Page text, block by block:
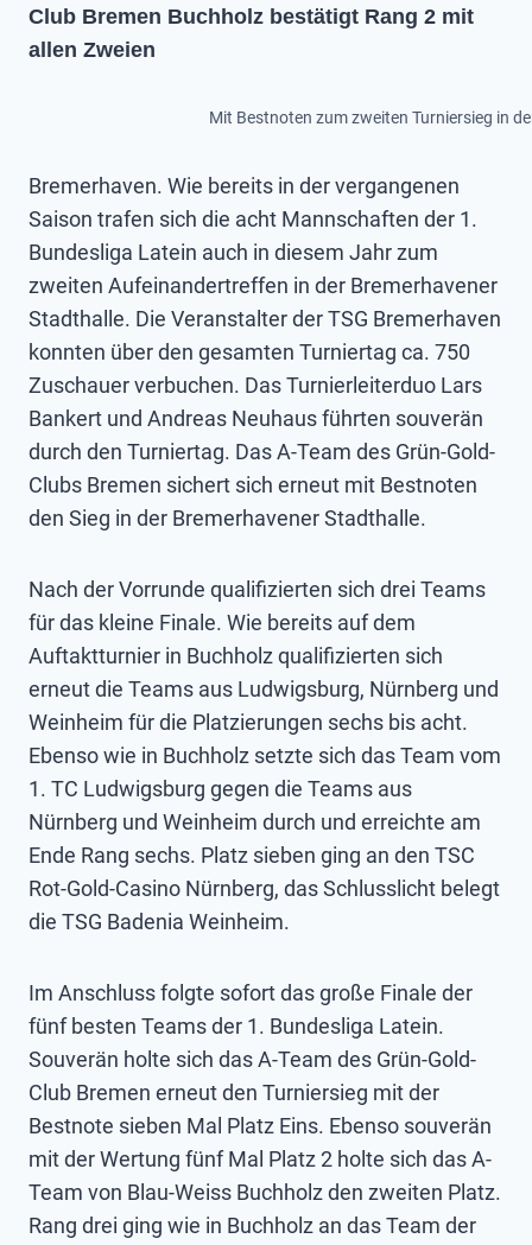
Club Bremen Buchholz bestätigt Rang 2 mit
allen Zweien
Mit Bestnoten zum zweiten Turniersieg in
Bremerhaven. Wie bereits in der vergangenen
Saison trafen sich die acht Mannschaften der 1.
Bundesliga Latein auch in diesem Jahr zum
zweiten Aufeinandertreffen in der Bremerhavener
Stadthalle. Die Veranstalter der TSG Bremerhaven
konnten über den gesamten Turniertag ca. 750
Zuschauer verbuchen. Das Turnierleiterduo Lars
Bankert und Andreas Neuhaus führten souverän
durch den Turniertag. Das A-Team des Grün-Gold-
Clubs Bremen sichert sich erneut mit Bestnoten
den Sieg in der Bremerhavener Stadthalle.
Nach der Vorrunde qualifizierten sich drei Teams
für das kleine Finale. Wie bereits auf dem
Auftaktturnier in Buchholz qualifizierten sich
erneut die Teams aus Ludwigsburg, Nürnberg und
Weinheim für die Platzierungen sechs bis acht.
Ebenso wie in Buchholz setzte sich das Team vom
1. TC Ludwigsburg gegen die Teams aus
Nürnberg und Weinheim durch und erreichte am
Ende Rang sechs. Platz sieben ging an den TSC
Rot-Gold-Casino Nürnberg, das Schlusslicht belegt
die TSG Badenia Weinheim.
Im Anschluss folgte sofort das große Finale der
fünf besten Teams der 1. Bundesliga Latein.
Souverän holte sich das A-Team des Grün-Gold-
Club Bremen erneut den Turniersieg mit der
Bestnote sieben Mal Platz Eins. Ebenso souverän
mit der Wertung fünf Mal Platz 2 holte sich das A-
Team von Blau-Weiss Buchholz den zweiten Platz.
Rang drei ging wie in Buchholz an das Team der